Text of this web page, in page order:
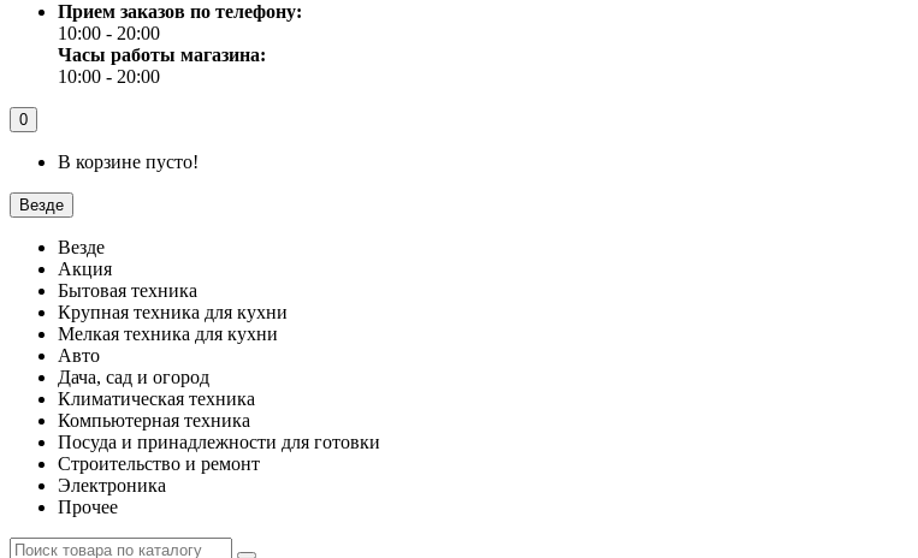
Прием заказов по телефону:
10:00 - 20:00
Часы работы магазина:
10:00 - 20:00
0
В корзине пусто!
Везде
Везде
Акция
Бытовая техника
Крупная техника для кухни
Мелкая техника для кухни
Авто
Дача, сад и огород
Климатическая техника
Компьютерная техника
Посуда и принадлежности для готовки
Строительство и ремонт
Электроника
Прочее